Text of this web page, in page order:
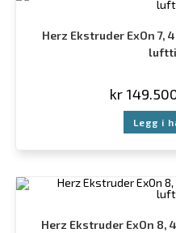
Herz Ekstruder ExOn 7,
kr
Legg i
Herz Ekstruder ExOn 8,